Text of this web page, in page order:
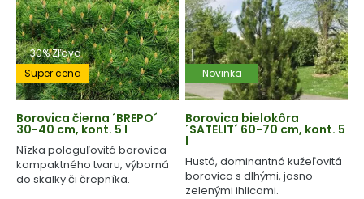
-30% Zľava
Super cena
Borovica čierna ´BREPO´
30-40 cm, kont. 5 l
Nízka pologuľovitá borovica
kompaktného tvaru, výborná
do skalky či črepníka.
Novinka
Borovica bielokôra
´SATELIT´ 60-70 cm, kont. 5
l
Hustá, dominantná kužeľovitá
borovica s dlhými, jasno
zelenými ihlicami.